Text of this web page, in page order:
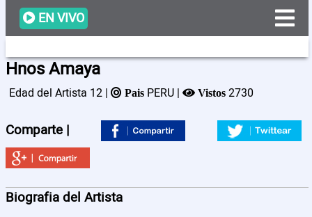
EN VIVO
Programacion
Videos
Artistas
Hnos Amaya
Edad del Artista 12 | Pais PERU | Vistos 2730
Comparte |
Biografia del Artista